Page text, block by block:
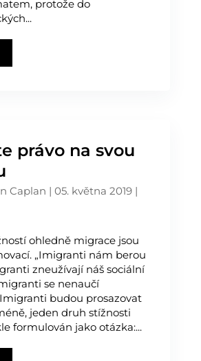
protože do
právo na svou
Caplan | 05. května 2019|
ohledně migrace jsou
„Imigranti nám berou
zneužívají náš sociální
se nenaučí
budou prosazovat
jeden druh stížnosti
formulován jako otázka:...